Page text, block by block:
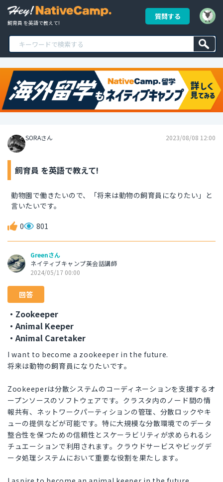
飼育員 を英語で教えて!
質問する
SORAさん 2023/08/08 12:00
飼育員 を英語で教えて!
動物園で働きたいので、「将来は動物の飼育員になりたい」と
言いたいです。
0 801
Greenさん
ネイティブキャンプ英会話講師
2024/05/17 00:00
回答
・Zookeeper
・Animal Keeper
・Animal Caretaker
I want to become a zookeeper in the future.
将来は動物の飼育員になりたいです。
Zookeeperは分散システムのコーディネーションを支援するオ
ープンソースのソフトウェアです。クラスタ内のノード間の情
報共有、ネットワークパーティションの管理、分散ロックやキ
ューの提供などが可能です。特に大規模な分散環境でのデータ
整合性を保つための信頼性とスケーラビリティが求められるシ
チュエーションで利用されます。クラウドサービスやビッグデ
ータ処理システムにおいて重要な役割を果たします。